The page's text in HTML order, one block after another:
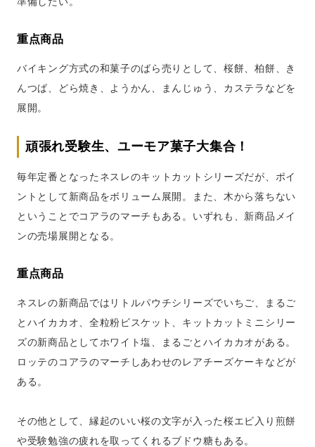
重点商品
バイキング方式の和菓子のばら売りとして、桜餅、柏餅、き
んつば、どら焼き、ようかん、まんじゅう、カステラなどを
展開。
頑張れ受験生、ユーモア菓子大集合！
毎年定番となったネスレのキットカットシリーズだが、ポイ
ントとして新商品をボリューム展開。また、木から落ちない
ということでコアラのマーチもある。いずれも、新商品メイ
ンの売場展開となる。
重点商品
ネスレの新商品ではリトルパウチシリーズでいちご、まるご
とハイカカオ、全粒粉ビスケット、キットカットミニシリー
ズの新商品としてホワイト塩、まるごとハイカカオがある。
ロッテのコアラのマーチしあわせのレアチーズケーキなどが
ある。
その他として、縁起のいい桜の文字が入った桜エビ入り煎餅
や受験勉強の疲れを取ってくれるブドウ糖もある。